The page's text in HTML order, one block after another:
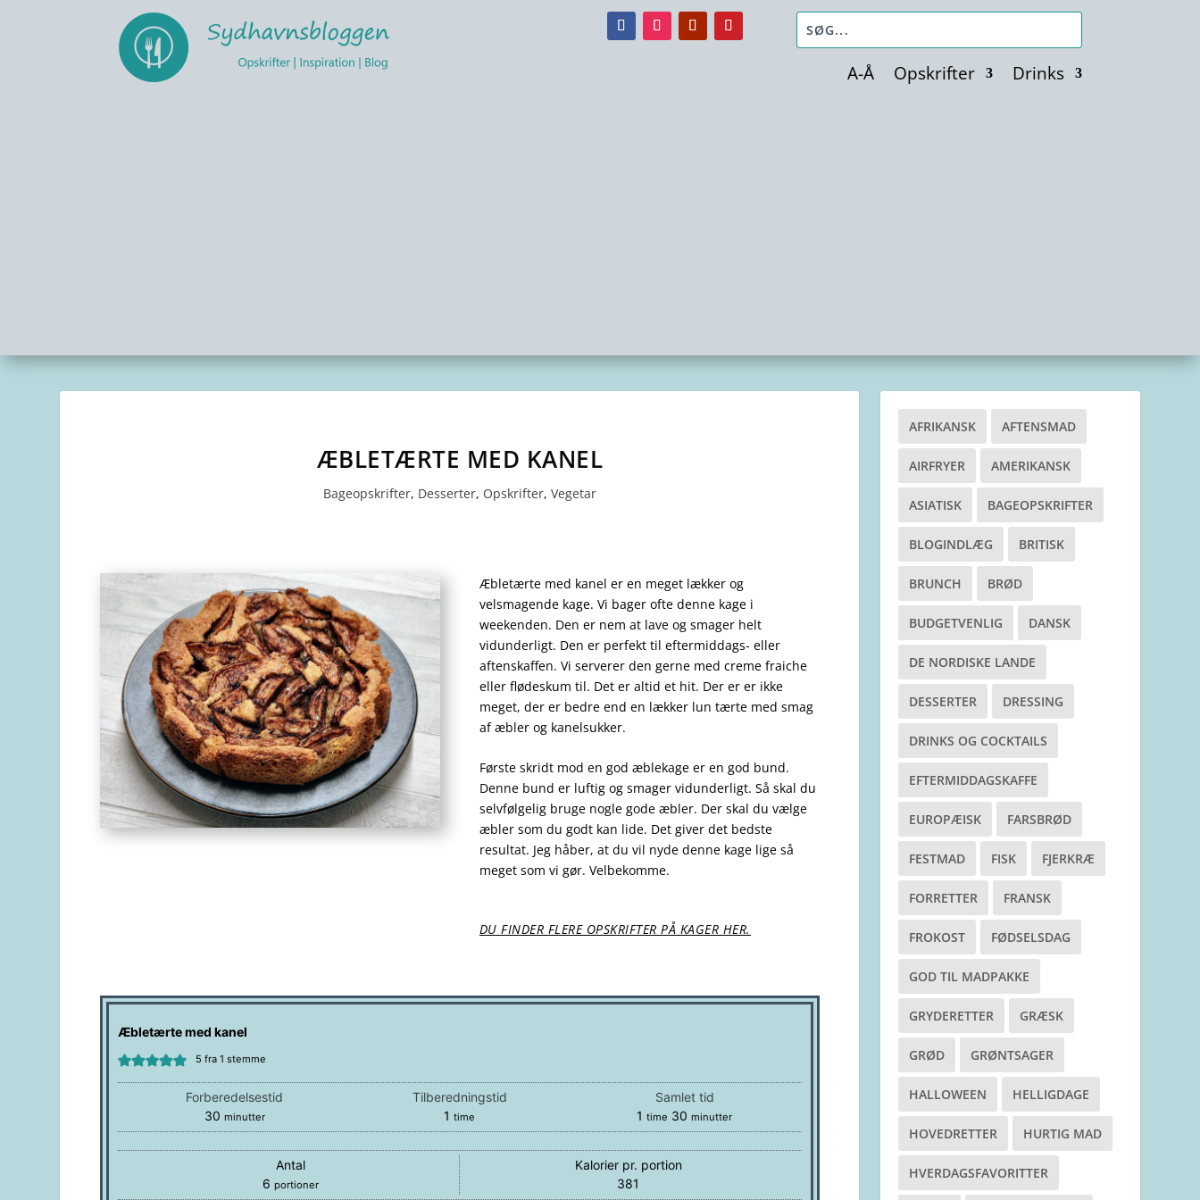
A-Å Opskrifter Drinks
ÆBLETÆRTE MED KANEL
Bageopskrifter, Desserter, Opskrifter, Vegetar
Æbletærte med kanel er en meget lækker og
velsmagende kage. Vi bager ofte denne kage i
weekenden. Den er nem at lave og smager helt
vidunderligt. Den er perfekt til eftermiddags- eller
aftenskaffen. Vi serverer den gerne med creme fraiche
eller flødeskum til. Det er altid et hit. Der er er ikke
meget, der er bedre end en lækker lun tærte med smag
af æbler og kanelsukker.
Første skridt mod en god æblekage er en god bund.
Denne bund er luftig og smager vidunderligt. Så skal du
selvfølgelig bruge nogle gode æbler. Der skal du vælge
æbler som du godt kan lide. Det giver det bedste
resultat. Jeg håber, at du vil nyde denne kage lige så
meget som vi gør. Velbekomme.
DU FINDER FLERE OPSKRIFTER PÅ KAGER HER.
Æbletærte med kanel
5 fra 1 stemme
Forberedelsestid
30minutter
minutter
Tilberedningstid
1 time
time
Samlet tid
1 time
time 30 minutter
minutter
Antal
6 portioner
Kalorier pr. portion
381
AFRIKANSK AFTENSMAD
AIRFRYER AMERIKANSK
ASIATISK BAGEOPSKRIFTER
BLOGINDLÆG BRITISK
BRUNCH BRØD
BUDGETVENLIG DANSK
DE NORDISKE LANDE
DESSERTER DRESSING
DRINKS OG COCKTAILS
EFTERMIDDAGSKAFFE
EUROPÆISK FARSBRØD
FESTMAD FISK FJERKRÆ
FORRETTER FRANSK
FROKOST FØDSELSDAG
GOD TIL MADPAKKE
GRYDERETTER GRÆSK
GRØD GRØNTSAGER
HALLOWEEN HELLIGDAGE
HOVEDRETTER HURTIG MAD
HVERDAGSFAVORITTER